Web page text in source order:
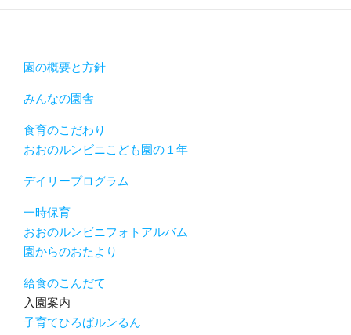
園の概要と方針
みんなの園舎
食育のこだわり
おおのルンビニこども園の１年
デイリープログラム
一時保育
おおのルンビニフォトアルバム
園からのおたより
給食のこんだて
入園案内
子育てひろばルンるん